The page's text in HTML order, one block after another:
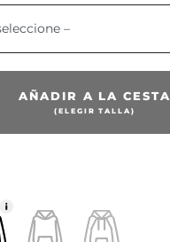
–
AÑADIR A LA CESTA
(ELEGIR TALLA)